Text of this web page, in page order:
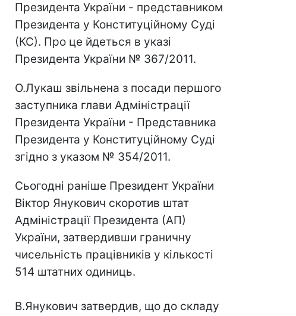
Президента України - представником
Президента у Конституційному Суді
(КС). Про це йдеться в указі
Президента України № 367/2011.
О.Лукаш звільнена з посади першого
заступника глави Адміністрації
Президента України - Представника
Президента у Конституційному Суді
згідно з указом № 354/2011.
Сьогодні раніше Президент України
Віктор Янукович скоротив штат
Адміністрації Президента (АП)
України, затвердивши граничну
чисельність працівників у кількості
514 штатних одиниць.
В.Янукович затвердив, що до складу